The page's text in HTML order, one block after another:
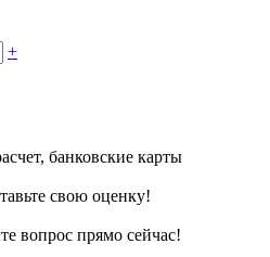
+
банковские карты
свою оценку!
вопрос прямо сейчас!